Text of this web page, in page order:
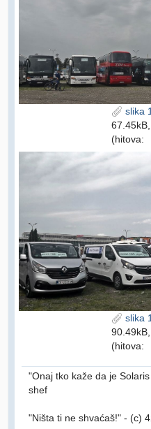
slika
(hitova:
slika
(hitova:
"Onaj tko kaže da je
shef
"Ništa ti ne shvaćaš!" - (c)